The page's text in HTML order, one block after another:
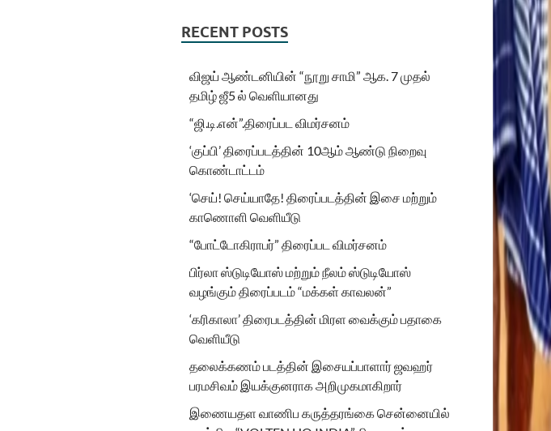
RECENT POSTS
விஜய் ஆண்டனியின் “நூறு சாமி” ஆக. 7 முதல்
தமிழ் ஜீ5 ல் வெளியானது
“ஜி.டி.என்”.திரைப்பட விமர்சனம்
‘குப்பி’ திரைப்படத்தின் 10ஆம் ஆண்டு நிறைவு
கொண்டாட்டம்
‘செய்! செய்யாதே! திரைப்படத்தின் இசை மற்றும்
காணொளி வெளியீடு
“போட்டோகிராபர்” திரைப்பட விமர்சனம்
பிர்லா ஸ்டுடியோஸ் மற்றும் நீலம் ஸ்டுடியோஸ்
வழங்கும் திரைப்படம் “மக்கள் காவலன்”
‘கரிகாலா’ திரைபடத்தின் மிரள வைக்கும் பதாகை
வெளியீடு
தலைக்கணம் படத்தின் இசையப்பாளார் ஜவஹர்
பரமசிவம் இயக்குனராக அறிமுகமாகிறார்
இணையதள வாணிப கருத்தரங்கை சென்னையில்